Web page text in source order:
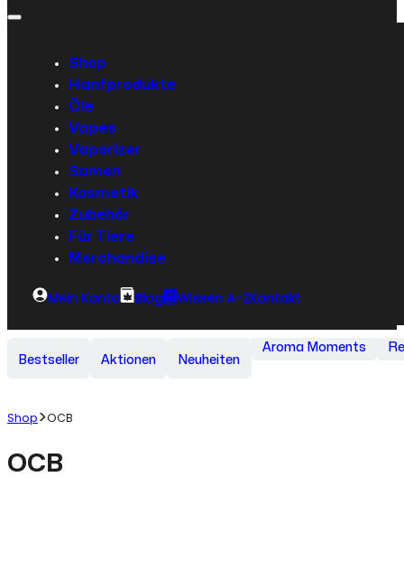
Shop
Hanfprodukte
Öle
Vapes
Vaporizer
Samen
Kosmetik
Zubehör
Für Tiere
Merchandise
Mein Konto Blog Wissen A-ZKontakt
Bestseller Aktionen Neuheiten
Aroma Moments
Shop OCB
OCB